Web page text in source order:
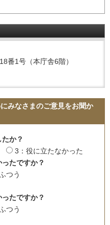
番1号（本庁舎6階）
みなさまのご意見をお聞か
か？
3：役に立たなかった
たですか？
つう
たですか？
つう